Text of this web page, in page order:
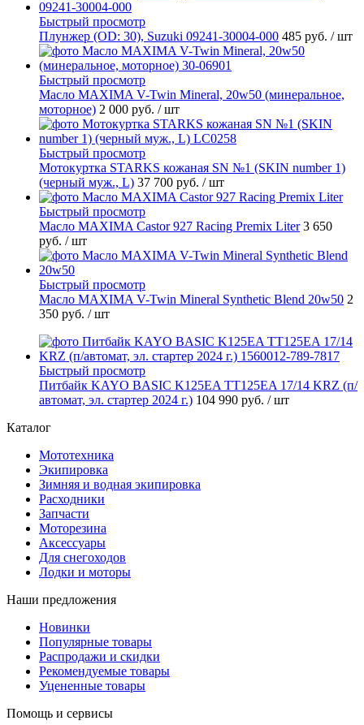
Быстрый просмотр
Плунжер (OD: 30), Suzuki 09241-30004-000 485 руб. / шт
Быстрый просмотр
Масло MAXIMA V-Twin Mineral, 20w50 (минеральное,
моторное) 2 000 руб. / шт
Быстрый просмотр
Мотокуртка STARKS кожаная SN №1 (SKIN number 1)
(черный муж., L) 37 700 руб. / шт
Быстрый просмотр
Масло MAXIMA Castor 927 Racing Premix Liter 3 650
руб. / шт
Быстрый просмотр
Масло MAXIMA V-Twin Mineral Synthetic Blend 20w50 2
350 руб. / шт
Быстрый просмотр
Питбайк KAYO BASIC K125EA TT125EA 17/14 KRZ (п/
автомат, эл. стартер 2024 г.) 104 990 руб. / шт
Каталог
Мототехника
Экипировка
Зимняя и водная экипировка
Расходники
Запчасти
Моторезина
Аксессуары
Для снегоходов
Лодки и моторы
Наши предложения
Новинки
Популярные товары
Распродажи и скидки
Рекомендуемые товары
Уцененные товары
Помощь и сервисы